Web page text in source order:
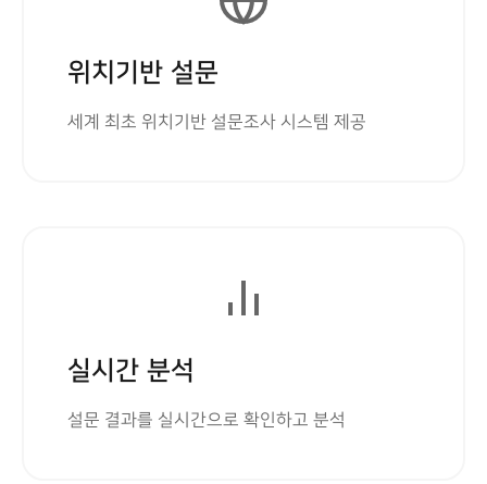
위치기반 설문
세계 최초 위치기반 설문조사 시스템 제공
실시간 분석
설문 결과를 실시간으로 확인하고 분석